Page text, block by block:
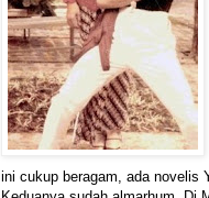
ini cukup beragam, ada novelis